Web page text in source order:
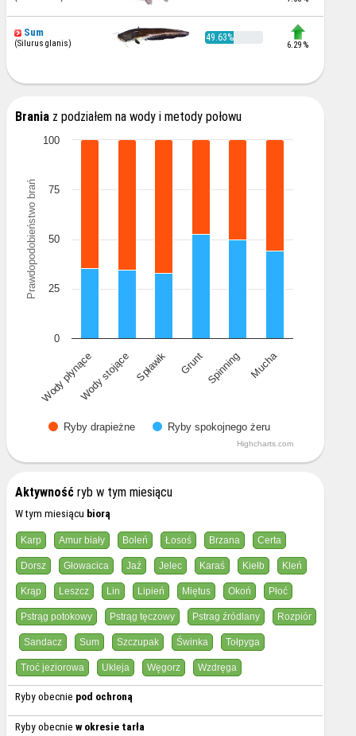
Sum
(Silurus glanis)
49.63%
6.29 %
Brania z podziałem na wody i metody połowu
Prawdopodobieństwo brań
Ryby drapieżne Ryby spokojnego żeru
Wody płynąceWody stojące Spławik GruntSpinning Mucha
0
25
50
75
100
Highcharts.com
Aktywność ryb w tym miesiącu
W tym miesiącu biorą
Karp Amur biały Boleń Łosoś Brzana Certa
Dorsz Głowacica Jaź Jelec Karaś Kiełb Kleń
Krąp Leszcz Lin Lipień Miętus Okoń Płoć
Pstrąg potokowy Pstrąg tęczowy Pstrag źródlany Rozpiór
Sandacz Sum Szczupak Świnka Tołpyga
Troć jeziorowa Ukleja Węgorz Wzdręga
Ryby obecnie pod ochroną
Ryby obecnie w okresie tarła